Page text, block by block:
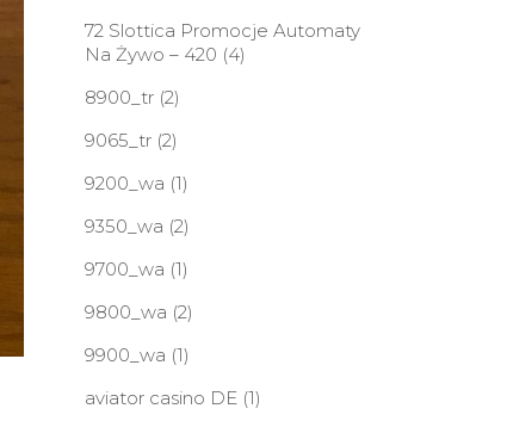
72 Slottica Promocje Automaty
Na Żywo – 420 (4)
8900_tr(2)
9065_tr(2)
9200_wa (1)
9350_wa (2)
9700_wa (1)
9800_wa (2)
9900_wa (1)
aviator casino DE(1)